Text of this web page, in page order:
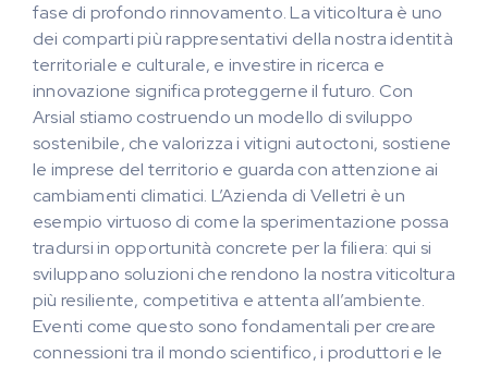
fase di profondo rinnovamento. La viticoltura è uno
dei comparti più rappresentativi della nostra identità
territoriale e culturale, e investire in ricerca e
innovazione significa proteggerne il futuro. Con
Arsial stiamo costruendo un modello di sviluppo
sostenibile, che valorizza i vitigni autoctoni, sostiene
le imprese del territorio e guarda con attenzione ai
cambiamenti climatici. L’Azienda di Velletri è un
esempio virtuoso di come la sperimentazione possa
tradursi in opportunità concrete per la filiera: qui si
sviluppano soluzioni che rendono la nostra viticoltura
più resiliente, competitiva e attenta all’ambiente.
Eventi come questo sono fondamentali per creare
connessioni tra il mondo scientifico, i produttori e le